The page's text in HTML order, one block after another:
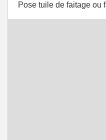
Pose tuile de faitage ou